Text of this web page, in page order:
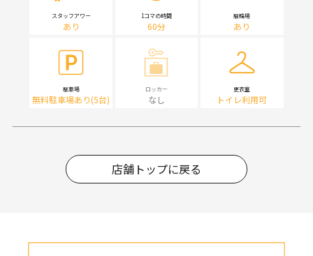
スタッフアワー
あり
1コマの時間
60分
駐輪場
あり
駐車場
無料駐車場あり(5台)
ロッカー
なし
更衣室
トイレ利用可
店舗トップに戻る